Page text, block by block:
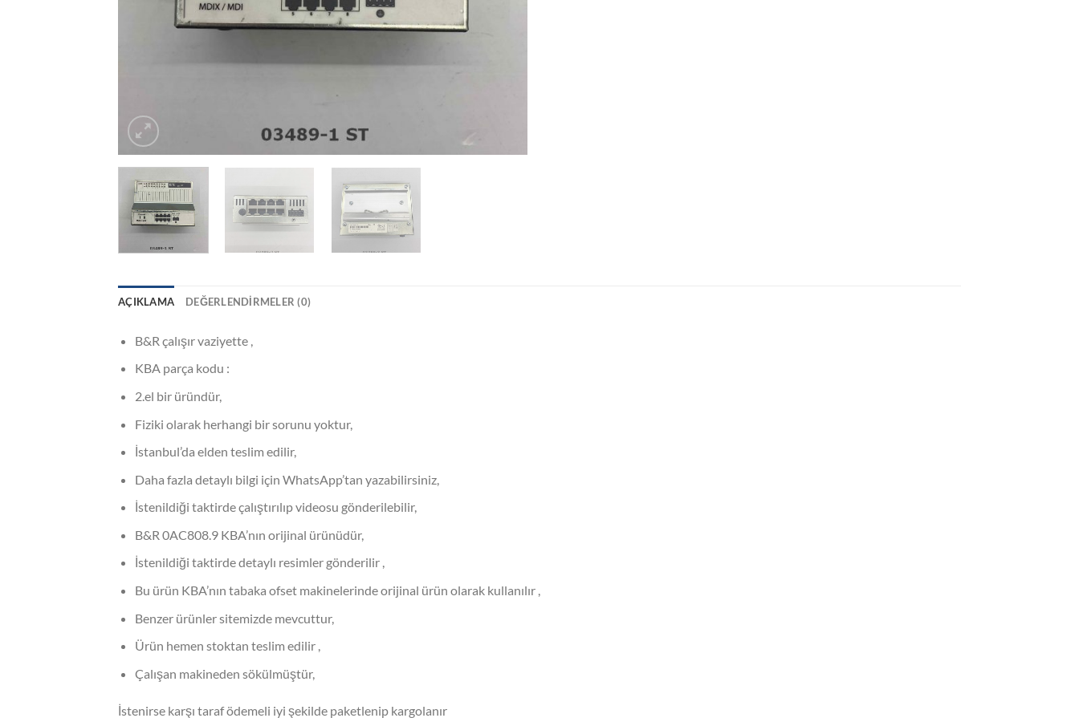
AÇIKLAMA DEĞERLENDIRMELER (0)
B&R çalışır vaziyette ,
KBA parça kodu :
2.el bir üründür,
Fiziki olarak herhangi bir sorunu yoktur,
İstanbul’da elden teslim edilir,
Daha fazla detaylı bilgi için WhatsApp’tan yazabilirsiniz,
İstenildiği taktirde çalıştırılıp videosu gönderilebilir,
B&R 0AC808.9 KBA’nın orijinal ürünüdür,
İstenildiği taktirde detaylı resimler gönderilir ,
Bu ürün KBA’nın tabaka ofset makinelerinde orijinal ürün olarak kullanılır ,
Benzer ürünler sitemizde mevcuttur,
Ürün hemen stoktan teslim edilir ,
Çalışan makineden sökülmüştür,
İstenirse karşı taraf ödemeli iyi şekilde paketlenip kargolanır